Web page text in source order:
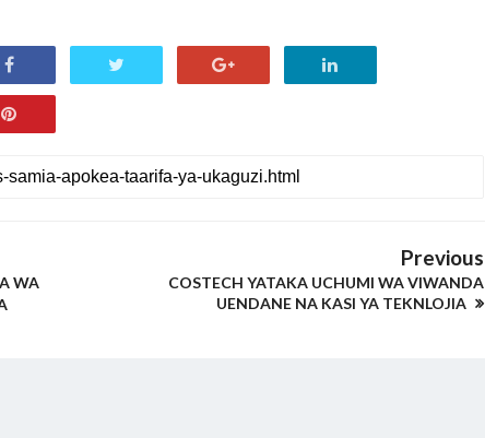
WA
Previous
COSTECH YATAKA UCHUMI WA VIWANDA
UENDANE NA KASI YA TEKNLOJIA